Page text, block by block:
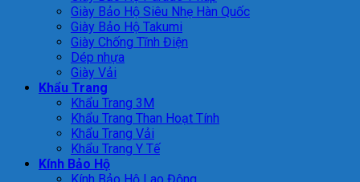
Giày Bảo Hộ Siêu Nhẹ Hàn Quốc
Giày Bảo Hộ Takumi
Giày Chống Tĩnh Điện
Dép nhựa
Giày Vải
Khẩu Trang
Khẩu Trang 3M
Khẩu Trang Than Hoạt Tính
Khẩu Trang Vải
Khẩu Trang Y Tế
Kính Bảo Hộ